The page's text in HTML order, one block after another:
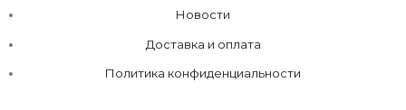
Новости
Доставка и оплата
Политика конфиденциальности